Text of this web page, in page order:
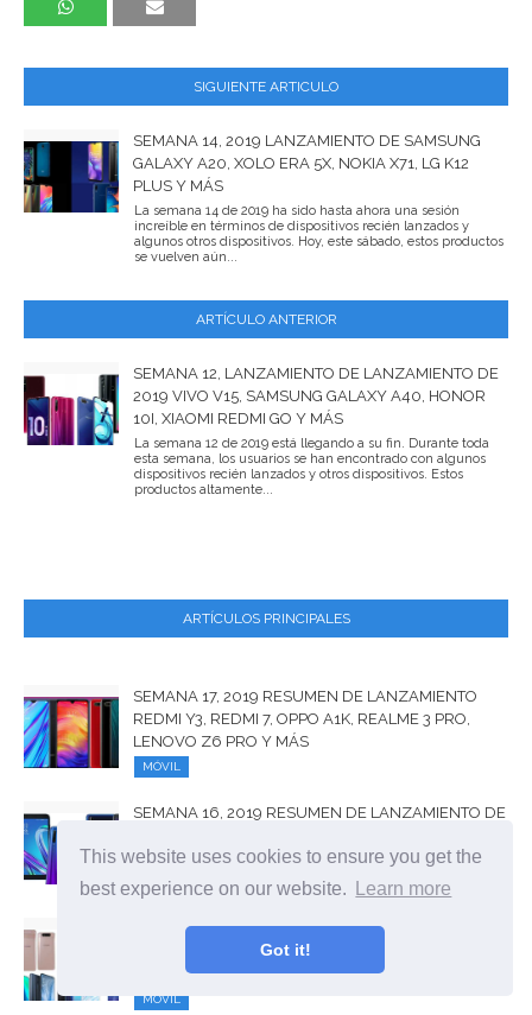
This website uses cookies to ensure you get the
best experience on our website.
Learn more
Got it!
SIGUIENTE ARTICULO
SEMANA 14, 2019 LANZAMIENTO DE SAMSUNG
GALAXY A20, XOLO ERA 5X, NOKIA X71, LG K12
PLUS Y MÁS
La semana 14 de 2019 ha sido hasta ahora una sesión
increíble en términos de dispositivos recién lanzados y
algunos otros dispositivos. Hoy, este sábado, estos productos
se vuelven aún...
ARTÍCULO ANTERIOR
SEMANA 12, LANZAMIENTO DE LANZAMIENTO DE
2019 VIVO V15, SAMSUNG GALAXY A40, HONOR
10I, XIAOMI REDMI GO Y MÁS
La semana 12 de 2019 está llegando a su fin. Durante toda
esta semana, los usuarios se han encontrado con algunos
dispositivos recién lanzados y otros dispositivos. Estos
productos altamente...
ARTÍCULOS PRINCIPALES
SEMANA 17, 2019 RESUMEN DE LANZAMIENTO
REDMI Y3, REDMI 7, OPPO A1K, REALME 3 PRO,
LENOVO Z6 PRO Y MÁS
MÓVIL
SEMANA 16, 2019 RESUMEN DE LANZAMIENTO DE
ZENFONE LIVE L2 Y MÁS
MÓVIL
SEMANA 15, LANZAMIENTO DE LANZAMIENTO DE
2019 HONOR 8A PRO, GALAXY A20E, GALAXY A80,
HUAWEI P30 LITE Y MÁS
MÓVIL